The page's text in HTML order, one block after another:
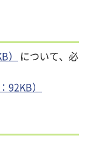
）
について、必
92KB）